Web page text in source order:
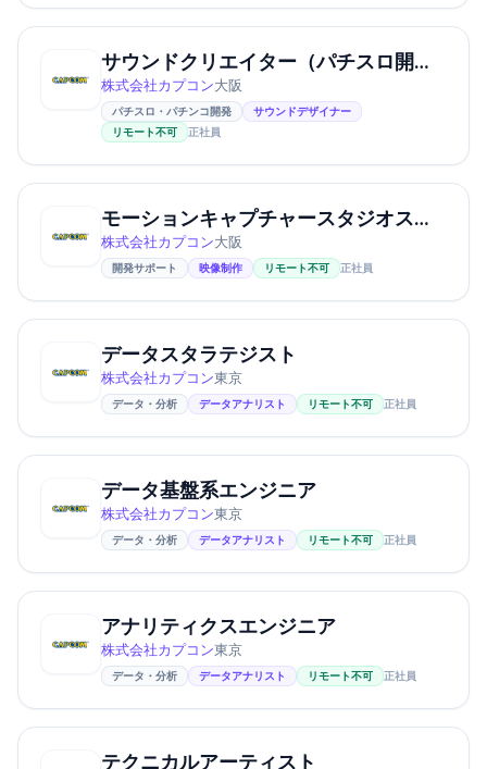
サウンドクリエイター（パチスロ開発 / 音楽、効果音）
株式会社カプコン大阪
パチスロ・パチンコ開発
サウンドデザイナー
リモート不可
正社員
モーションキャプチャースタジオスタッフ
株式会社カプコン大阪
開発サポート 映像制作 リモート不可 正社員
データスタラテジスト
株式会社カプコン東京
データ・分析 データアナリスト リモート不可 正社員
データ基盤系エンジニア
株式会社カプコン東京
データ・分析 データアナリスト リモート不可 正社員
アナリティクスエンジニア
株式会社カプコン東京
データ・分析 データアナリスト リモート不可 正社員
テクニカルアーティスト